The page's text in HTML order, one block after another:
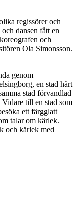
regissörer och
dansen fått en
och
Ola Simonsson.
genom
en stad hårt
stad förvandlad
till en stad som
ett färgglatt
talar om kärlek.
och kärlek med